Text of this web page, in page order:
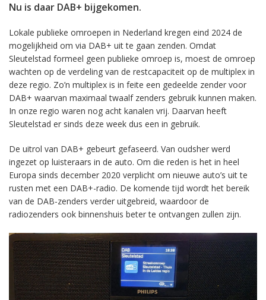
Nu is daar DAB+ bijgekomen.
Lokale publieke omroepen in Nederland kregen eind 2024 de
mogelijkheid om via DAB+ uit te gaan zenden. Omdat
Sleutelstad formeel geen publieke omroep is, moest de omroep
wachten op de verdeling van de restcapaciteit op de multiplex in
deze regio. Zo’n multiplex is in feite een gedeelde zender voor
DAB+ waarvan maximaal twaalf zenders gebruik kunnen maken.
In onze regio waren nog acht kanalen vrij. Daarvan heeft
Sleutelstad er sinds deze week dus een in gebruik.
De uitrol van DAB+ gebeurt gefaseerd. Van oudsher werd
ingezet op luisteraars in de auto. Om die reden is het in heel
Europa sinds december 2020 verplicht om nieuwe auto’s uit te
rusten met een DAB+-radio. De komende tijd wordt het bereik
van de DAB-zenders verder uitgebreid, waardoor de
radiozenders ook binnenshuis beter te ontvangen zullen zijn.